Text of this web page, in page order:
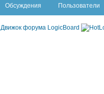
Обсуждения Пользователи
Движок форума LogicBoard